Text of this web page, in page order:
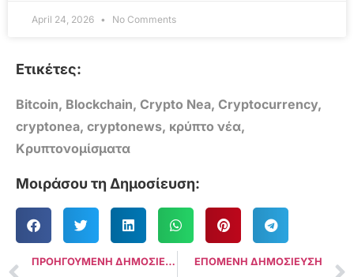
April 24, 2026 No Comments
Ετικέτες:
Bitcoin, Blockchain, Crypto Nea, Cryptocurrency,
cryptonea, cryptonews, κρύπτο νέα,
Κρυπτονομίσματα
Μοιράσου τη Δημοσίευση:
ΠΡΟΗΓΟΥΜΕΝΗ ΔΗΜΟΣΙΕΥΣΗ ΕΠΟΜΕΝΗ ΔΗΜΟΣΙΕΥΣΗ